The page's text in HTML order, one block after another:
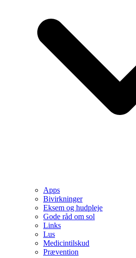
Apps
Bivirkninger
Eksem og hudpleje
Gode råd om sol
Links
Lus
Medicintilskud
Prævention